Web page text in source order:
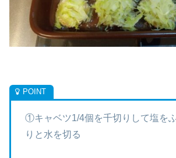
①キャベツ1/4個を千切りして塩を
りと水を切る